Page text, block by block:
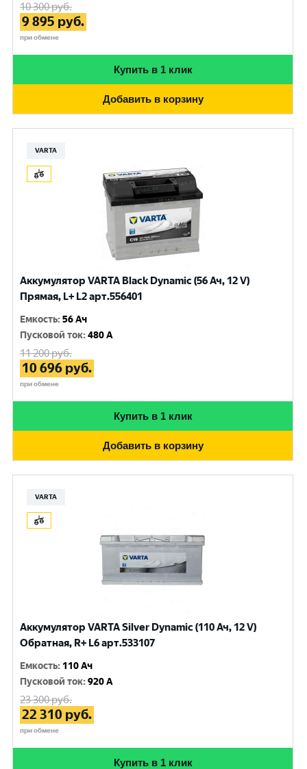
10 300руб.
9 895 руб.
при обмене
Купить в 1 клик
Добавить в корзину
VARTA
Аккумулятор VARTA Black Dynamic (56 Ач, 12 V)
Прямая, L+ L2 арт.556401
Емкость:56 Ач
Пусковой ток:480 A
11 200руб.
10 696 руб.
при обмене
Купить в 1 клик
Добавить в корзину
VARTA
Аккумулятор VARTA Silver Dynamic (110 Ач, 12 V)
Обратная, R+ L6 арт.533107
Емкость: 110 Ач
Пусковой ток:920 A
23 300руб.
22 310 руб.
при обмене
Купить в 1 клик